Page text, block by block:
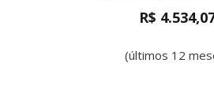
R$
(últimos 12